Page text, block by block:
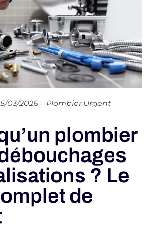
03/2026 – Plombier Urgent
plombier
? Le
de